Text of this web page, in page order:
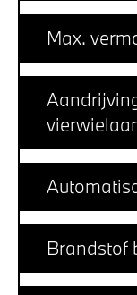
Max.
Brandstof